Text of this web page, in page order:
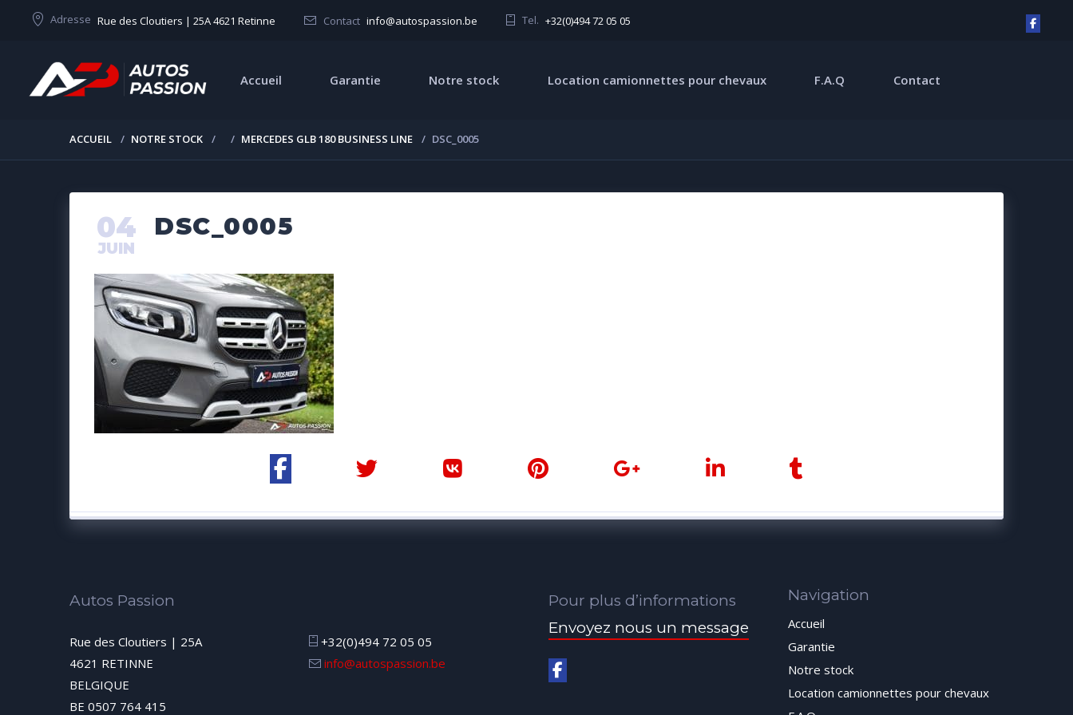
Adresse Rue des Cloutiers | 25A 4621 Retinne Contact info@autospassion.be Tel. +32(0)494 72 05 05
Accueil Garantie Notre stock Location camionnettes pour chevaux F.A.Q Contact
ACCUEIL NOTRE STOCK MERCEDES GLB 180 BUSINESS LINE DSC_0005
DSC_0005
04
JUIN
Autos Passion
Rue des Cloutiers | 25A
4621 RETINNE
BELGIQUE
BE 0507 764 415
+32(0)494 72 05 05
info@autospassion.be
Pour plus d’informations
Envoyez nous un message
Navigation
Accueil
Garantie
Notre stock
Location camionnettes pour chevaux